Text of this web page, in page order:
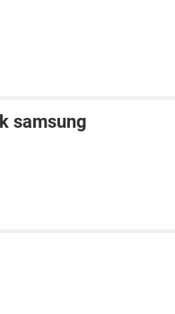
samsung